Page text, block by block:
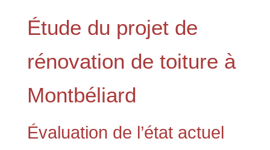
Étude du projet de
rénovation de toiture à
Montbéliard
Évaluation de l’état actuel